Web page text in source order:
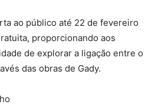
ao público até 22 de fevereiro
proporcionando aos
de explorar a ligação entre o
das obras de Gady.